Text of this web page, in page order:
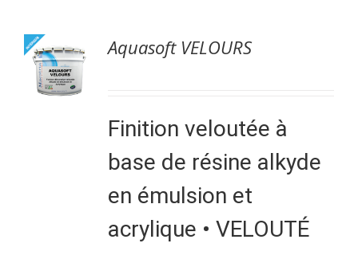
Aquasoft VELOURS
Finition veloutée à
base de résine alkyde
en émulsion et
acrylique • VELOUTÉ